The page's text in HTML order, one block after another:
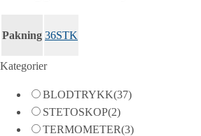
Pakning 36STK
Kategorier
BLODTRYKK(37)
STETOSKOP(2)
TERMOMETER(3)